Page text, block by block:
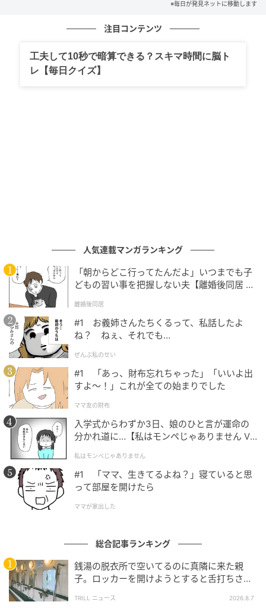
※毎日が発見ネットに移動します
注目コンテンツ
工夫して10秒で暗算できる？スキマ時間に脳ト
レ【毎日クイズ】
人気連載マンガランキング
「朝からどこ行ってたんだよ」いつまでも子
どもの習い事を把握しない夫【離婚後同居 Vo
離婚後同居
#1 お義姉さんたちくるって、私話したよ
ね？ ねぇ、それでも…
ぜんぶ私のせい
#1 「あっ、財布忘れちゃった」「いいよ出
すよ〜！」これが全ての始まりでした
ママ友の財布
入学式からわずか3日、娘のひと言が運命の
分かれ道に…【私はモンペじゃありません Vo
私はモンペじゃありません
#1 「ママ、生きてるよね？」寝ていると思
って部屋を開けたら
ママが家出した
総合記事ランキング
銭湯の脱衣所で空いてるのに真隣に来た親
子。ロッカーを開けようとすると舌打ちさ
中で拍手」
TRILL ニュース 2026.8.7